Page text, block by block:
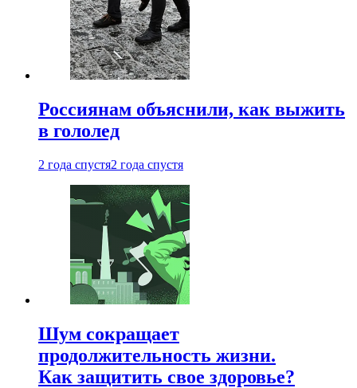
Россиянам объяснили, как выжить
в гололед
2 года спустя2 года спустя
Шум сокращает
продолжительность жизни.
Как защитить свое здоровье?